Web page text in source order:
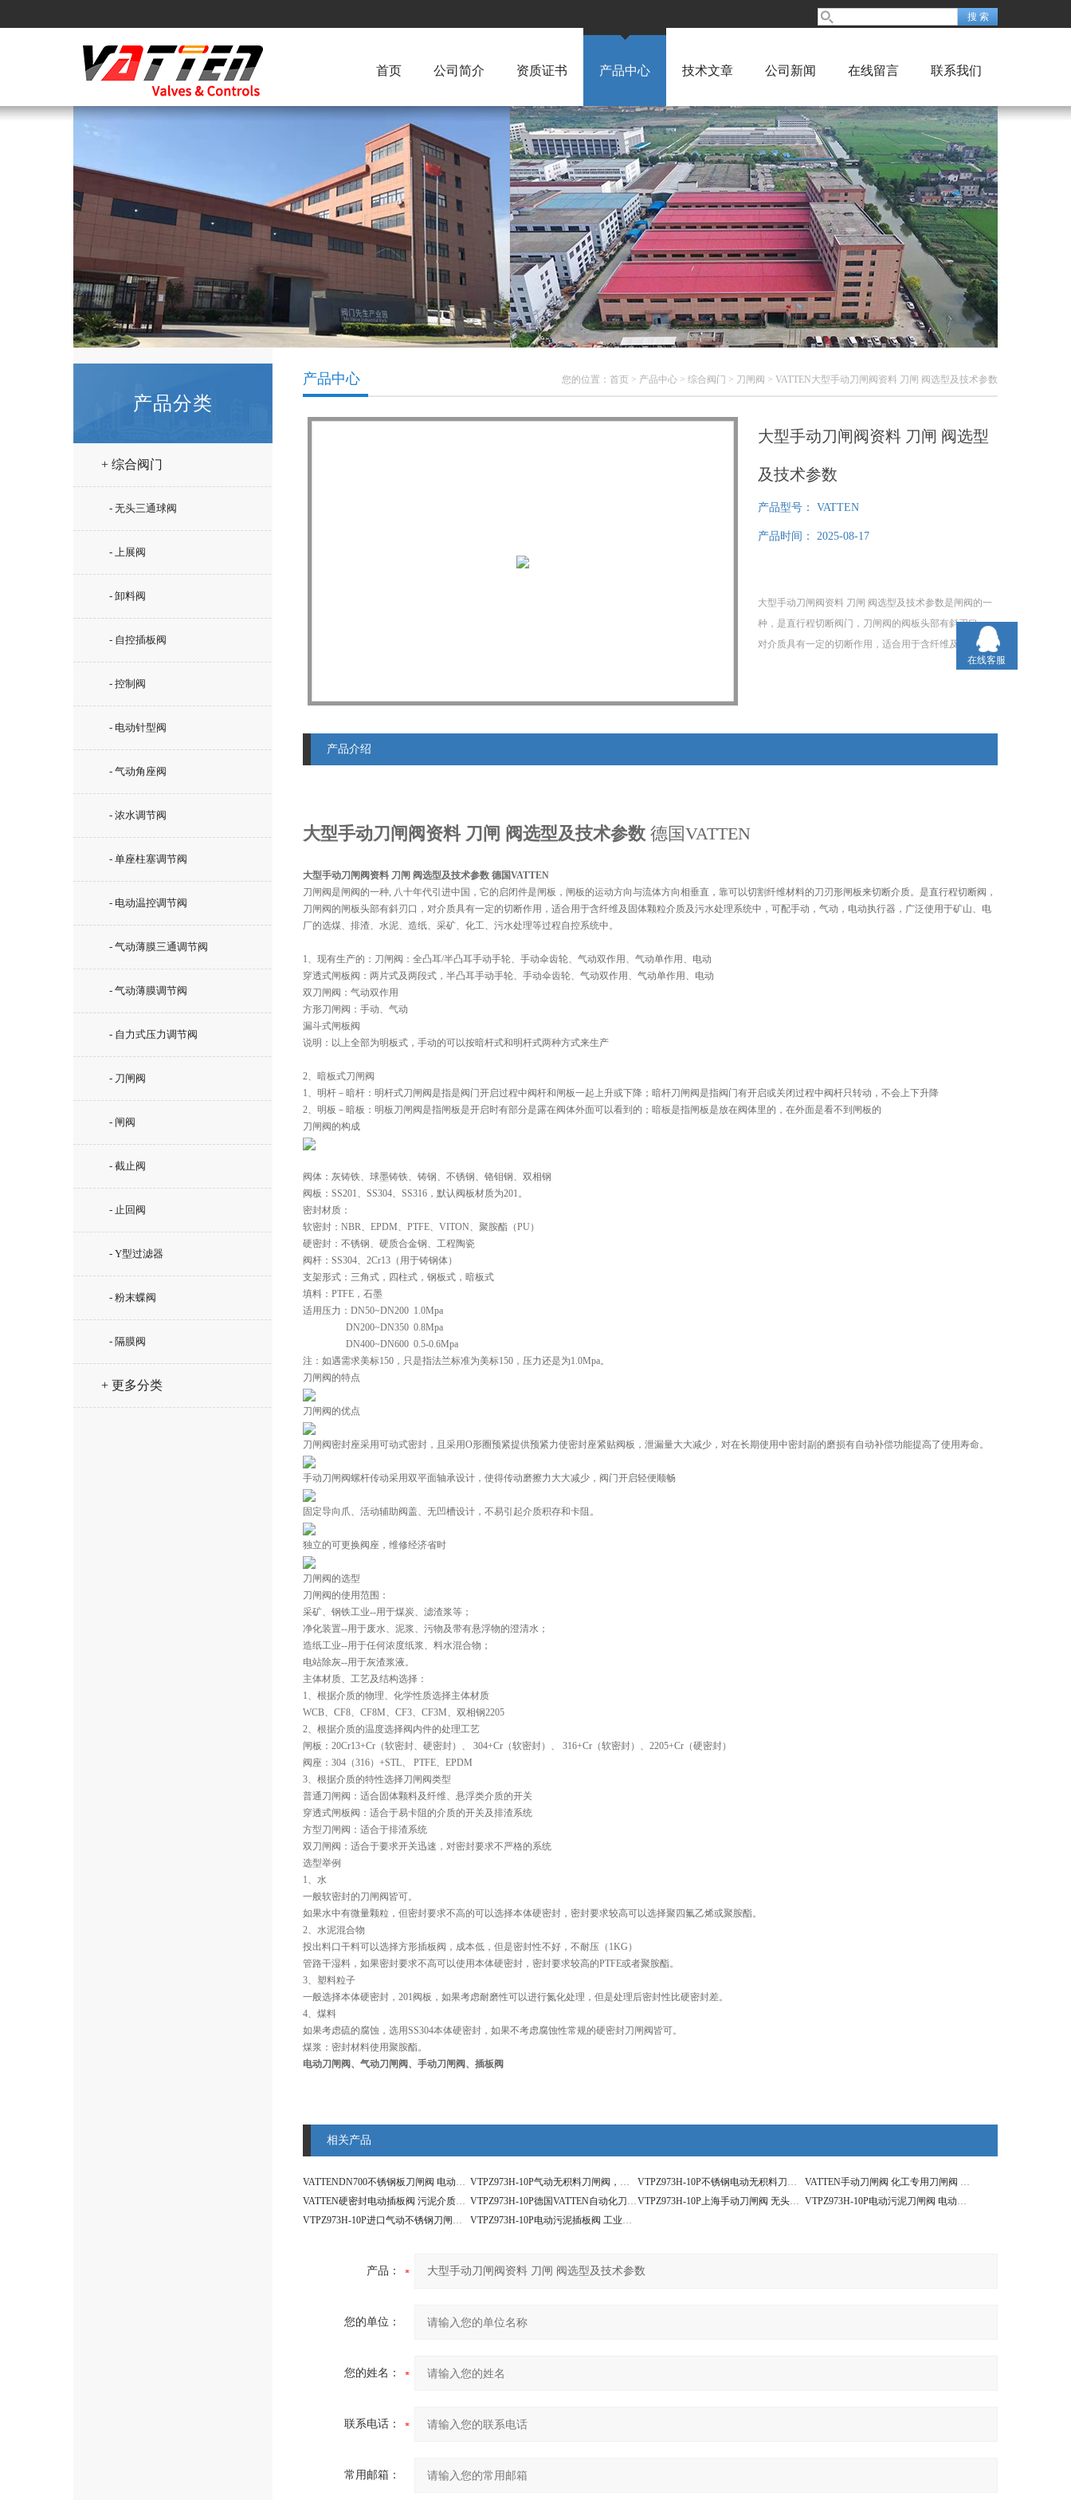
首页 公司简介 资质证书 产品中心 技术文章 公司新闻 在线留言 联系我们
产品分类
+ 综合阀门
- 无头三通球阀
- 上展阀
- 卸料阀
- 自控插板阀
- 控制阀
- 电动针型阀
- 气动角座阀
- 浓水调节阀
- 单座柱塞调节阀
- 电动温控调节阀
- 气动薄膜三通调节阀
- 气动薄膜调节阀
- 自力式压力调节阀
- 刀闸阀
- 闸阀
- 截止阀
- 止回阀
- Y型过滤器
- 粉末蝶阀
- 隔膜阀
+ 更多分类
您的位置： 首页 > 产品中心 > 综合阀门 > 刀闸阀 > VATTEN大型手动刀闸阀资料 刀闸 阀选型及技术参数
产品中心
大型手动刀闸阀资料 刀闸 阀选型
及技术参数
产品型号： VATTEN
产品时间： 2025-08-17
大型手动刀闸阀资料 刀闸 阀选型及技术参数是闸阀的一
种，是直行程切断阀门，刀闸阀的阀板头部有斜刃口，
对介质具有一定的切断作用，适合用于含纤维及固体颗
粒介质及污水处理系统中，可佩手动，气动，电动执行
产品介绍
大型手动刀闸阀资料 刀闸 阀选型及技术参数 德国VATTEN
大型手动刀闸阀资料 刀闸 阀选型及技术参数 德国VATTEN
刀闸阀是闸阀的一种, 八十年代引进中国，它的启闭件是闸板，闸板的运动方向与流体方向相垂直，靠可以切割纤维材料的刀刃形闸板来切断介质。是直行程切断阀，
刀闸阀的闸板头部有斜刃口，对介质具有一定的切断作用，适合用于含纤维及固体颗粒介质及污水处理系统中，可配手动，气动，电动执行器，广泛使用于矿山、电
厂的选煤、排渣、水泥、造纸、采矿、化工、污水处理等过程自控系统中。
1、现有生产的：刀闸阀：全凸耳/半凸耳手动手轮、手动伞齿轮、气动双作用、气动单作用、电动
穿透式闸板阀：两片式及两段式，半凸耳手动手轮、手动伞齿轮、气动双作用、气动单作用、电动
双刀闸阀：气动双作用
方形刀闸阀：手动、气动
漏斗式闸板阀
说明：以上全部为明板式，手动的可以按暗杆式和明杆式两种方式来生产
2、暗板式刀闸阀
1、明杆－暗杆：明杆式刀闸阀是指是阀门开启过程中阀杆和闸板一起上升或下降；暗杆刀闸阀是指阀门有开启或关闭过程中阀杆只转动，不会上下升降
2、明板－暗板：明板刀闸阀是指闸板是开启时有部分是露在阀体外面可以看到的；暗板是指闸板是放在阀体里的，在外面是看不到闸板的
刀闸阀的构成
阀体：灰铸铁、球墨铸铁、铸钢、不锈钢、铬钼钢、双相钢
阀板：SS201、SS304、SS316，默认阀板材质为201。
密封材质：
软密封：NBR、EPDM、PTFE、VITON、聚胺酯（PU）
硬密封：不锈钢、硬质合金钢、工程陶瓷
阀杆：SS304、2Cr13（用于铸钢体）
支架形式：三角式，四柱式，钢板式，暗板式
填料：PTFE，石墨
适用压力：DN50~DN200  1.0Mpa
DN200~DN350  0.8Mpa
DN400~DN600  0.5-0.6Mpa
注：如遇需求美标150，只是指法兰标准为美标150，压力还是为1.0Mpa。
刀闸阀的特点
刀闸阀的优点
刀闸阀密封座采用可动式密封，且采用O形圈预紧提供预紧力使密封座紧贴阀板，泄漏量大大减少，对在长期使用中密封副的磨损有自动补偿功能提高了使用寿命。
手动刀闸阀螺杆传动采用双平面轴承设计，使得传动磨擦力大大减少，阀门开启轻便顺畅
固定导向爪、活动辅助阀盖、无凹槽设计，不易引起介质积存和卡阻。
独立的可更换阀座，维修经济省时
刀闸阀的选型
刀闸阀的使用范围：
采矿、钢铁工业--用于煤炭、滤渣浆等；
净化装置--用于废水、泥浆、污物及带有悬浮物的澄清水；
造纸工业--用于任何浓度纸浆、料水混合物；
电站除灰--用于灰渣浆液。
主体材质、工艺及结构选择：
1、根据介质的物理、化学性质选择主体材质
WCB、CF8、CF8M、CF3、CF3M、双相钢2205
2、根据介质的温度选择阀内件的处理工艺
闸板：20Cr13+Cr（软密封、硬密封）、 304+Cr（软密封）、 316+Cr（软密封）、2205+Cr（硬密封）
阀座：304（316）+STL、 PTFE、EPDM
3、根据介质的特性选择刀闸阀类型
普通刀闸阀：适合固体颗料及纤维、悬浮类介质的开关
穿透式闸板阀：适合于易卡阻的介质的开关及排渣系统
方型刀闸阀：适合于排渣系统
双刀闸阀：适合于要求开关迅速，对密封要求不严格的系统
选型举例
1、水
一般软密封的刀闸阀皆可。
如果水中有微量颗粒，但密封要求不高的可以选择本体硬密封，密封要求较高可以选择聚四氟乙烯或聚胺酯。
2、水泥混合物
投出料口干料可以选择方形插板阀，成本低，但是密封性不好，不耐压（1KG）
管路干湿料，如果密封要求不高可以使用本体硬密封，密封要求较高的PTFE或者聚胺酯。
3、塑料粒子
一般选择本体硬密封，201阀板，如果考虑耐磨性可以进行氮化处理，但是处理后密封性比硬密封差。
4、煤料
如果考虑硫的腐蚀，选用SS304本体硬密封，如果不考虑腐蚀性常规的硬密封刀闸阀皆可。
煤浆：密封材料使用聚胺酯。
电动刀闸阀、气动刀闸阀、手动刀闸阀、插板阀
相关产品
VATTENDN700不锈钢板刀闸阀 电动化工插板阀 VTPZ973H-10P气动无积料刀闸阀，不锈钢气动插板阀 VTPZ973H-10P不锈钢电动无积料刀闸阀，电动污泥切断阀
VATTEN手动刀闸阀 化工专用刀闸阀 无积料刀闸阀
VATTEN硬密封电动插板阀 污泥介质专用刀闸阀
VTPZ973H-10P德国VATTEN自动化刀闸阀系列 无积料刀闸阀 VTPZ973H-10P上海手动刀闸阀 无头法兰刀闸阀 德国VATTEN
VTPZ973H-10P电动污泥刀闸阀 电动刀闸阀 电动污泥切断阀
VTPZ973H-10P进口气动不锈钢刀闸阀 气动泥浆刀闸阀
VTPZ973H-10P电动污泥插板阀 工业应用电动插板阀
产品：
您的单位：
您的姓名：
联系电话：
常用邮箱：
在线客服